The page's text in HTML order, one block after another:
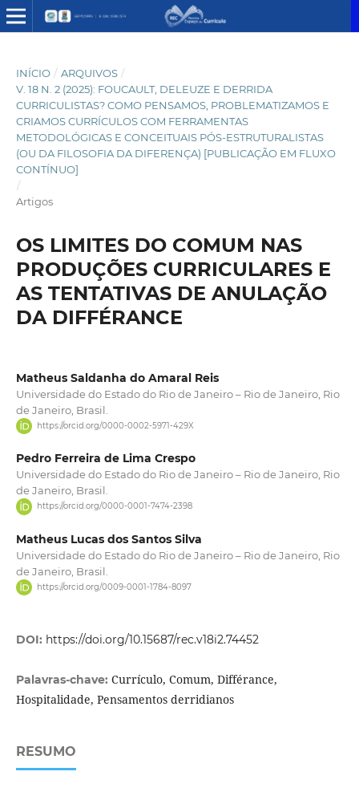
INÍCIO / ARQUIVOS /
V. 18 N. 2 (2025): FOUCAULT, DELEUZE E DERRIDA
CURRICULISTAS? COMO PENSAMOS, PROBLEMATIZAMOS E
CRIAMOS CURRÍCULOS COM FERRAMENTAS
METODOLÓGICAS E CONCEITUAIS PÓS-ESTRUTURALISTAS
(OU DA FILOSOFIA DA DIFERENÇA) [PUBLICAÇÃO EM FLUXO
CONTÍNUO]
/
Artigos
OS LIMITES DO COMUM NAS
PRODUÇÕES CURRICULARES E
AS TENTATIVAS DE ANULAÇÃO
DA DIFFÉRANCE
Matheus Saldanha do Amaral Reis
Universidade do Estado do Rio de Janeiro – Rio de Janeiro, Rio
de Janeiro, Brasil.
https://orcid.org/0000-0002-5971-429X
Pedro Ferreira de Lima Crespo
Universidade do Estado do Rio de Janeiro – Rio de Janeiro, Rio
de Janeiro, Brasil.
https://orcid.org/0000-0001-7474-2398
Matheus Lucas dos Santos Silva
Universidade do Estado do Rio de Janeiro – Rio de Janeiro, Rio
de Janeiro, Brasil.
https://orcid.org/0009-0001-1784-8097
DOI: https://doi.org/10.15687/rec.v18i2.74452
Palavras-chave: Currículo, Comum, Différance,
Hospitalidade, Pensamentos derridianos
RESUMO